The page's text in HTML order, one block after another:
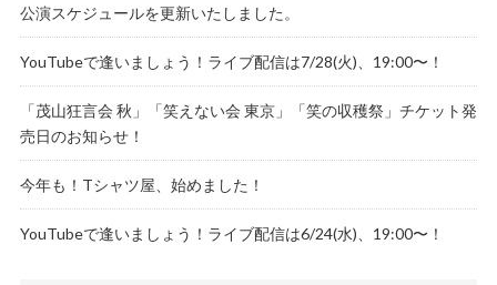
公演スケジュールを更新いたしました。
YouTubeで逢いましょう！ライブ配信は7/28(火)、19:00〜！
「茂山狂言会 秋」「笑えない会 東京」「笑の収穫祭」チケット発
売日のお知らせ！
今年も！Tシャツ屋、始めました！
YouTubeで逢いましょう！ライブ配信は6/24(水)、19:00〜！